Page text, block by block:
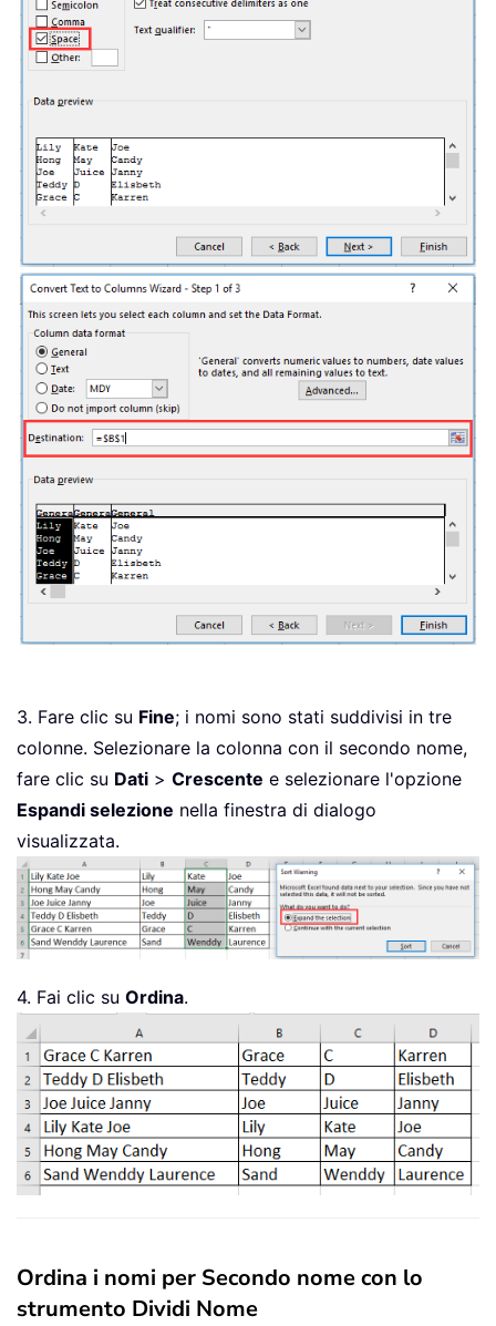
3. Fare clic su Fine; i nomi sono stati suddivisi in tre
colonne. Selezionare la colonna con il secondo nome,
fare clic su Dati > Crescente e selezionare l'opzione
Espandi selezione nella finestra di dialogo
visualizzata.
4. Fai clic su Ordina.
Ordina i nomi per Secondo nome con lo
strumento Dividi Nome